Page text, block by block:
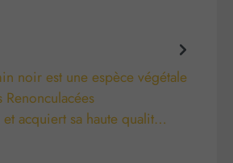
noir est une espèce végétale
et acquiert sa haute qualit…